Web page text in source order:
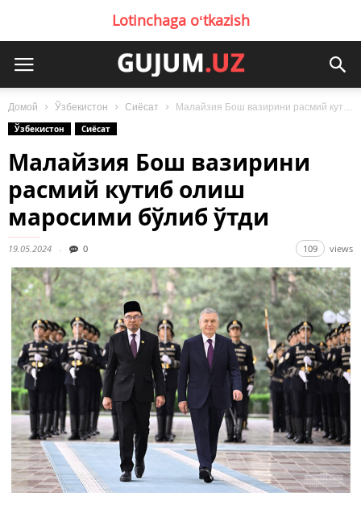
Lotinchaga oʻtkazish
Домой Ўзбекистон Сиёсат
Малайзия Бош вазирини расмий кутиб олиш маросими бўлиб ўтди
Ўзбекистон
Сиёсат
Малайзия Бош вазирини
расмий кутиб олиш
маросими бўлиб ўтди
19.05.2024 0 109 views